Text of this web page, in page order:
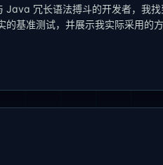
Java 冗长语法搏斗的开发者，我找
基准测试，并展示我实际采用的方